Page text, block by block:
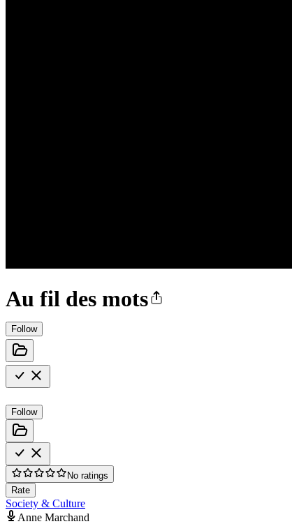
Au fil des mots
Follow
Follow
No ratings
Rate
Society & Culture
Anne Marchand